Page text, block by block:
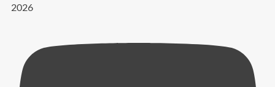
2026